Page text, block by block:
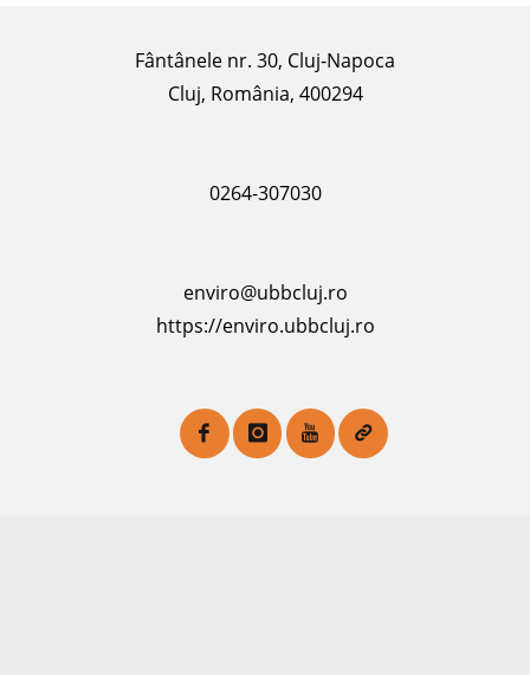
Fântânele nr. 30, Cluj-Napoca
Cluj, România, 400294
0264-307030
enviro@ubbcluj.ro
https://enviro.ubbcluj.ro